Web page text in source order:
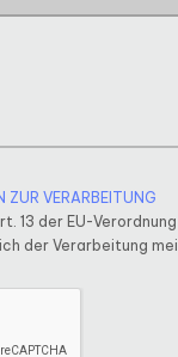
ZUR VERARBEITUNG
13 der EU-
der Verarbeitung